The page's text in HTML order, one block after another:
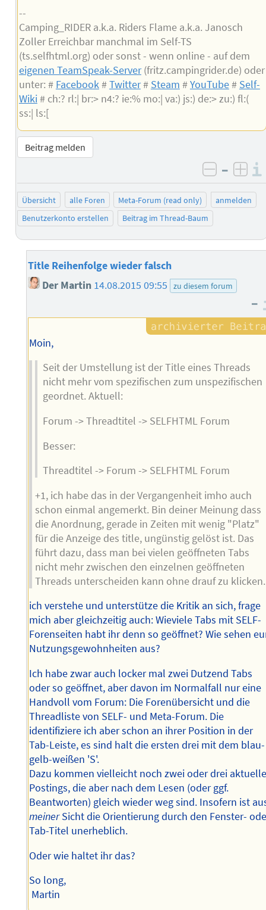
--
Camping_RIDER a.k.a. Riders Flame a.k.a. Janosch
Zoller Erreichbar manchmal im Self-TS
(ts.selfhtml.org) oder sonst - wenn online - auf dem
eigenen TeamSpeak-Server(fritz.campingrider.de) oder
unter: # Facebook#Twitter# Steam #YouTube# Self-
Wiki# ch:? rl:| br:> n4:? ie:% mo:| va:) js:) de:> zu:) fl:(
ss:| ls:[
Beitrag melden
negativ
–
Übersicht alle Foren Meta-Forum (read only)
anmelden
Benutzerkonto erstellen
Beitrag im Thread-Baum
Title Reihenfolge wieder falsch
Der Martin 14.08.2015 09:55 zu diesem forum
–
Moin,
Seit der Umstellung ist der Title eines Threads
nicht mehr vom spezifischen zum unspezifischen
geordnet. Aktuell:
Forum -> Threadtitel -> SELFHTML Forum
Besser:
Threadtitel -> Forum -> SELFHTML Forum
+1, ich habe das in der Vergangenheit imho auch
schon einmal angemerkt. Bin deiner Meinung dass
die Anordnung, gerade in Zeiten mit wenig "Platz"
für die Anzeige des title, ungünstig gelöst ist. Das
führt dazu, dass man bei vielen geöffneten Tabs
nicht mehr zwischen den einzelnen geöffneten
Threads unterscheiden kann ohne drauf zu klicken.
ich verstehe und unterstütze die Kritik an sich, frage
mich aber gleichzeitig auch: Wieviele Tabs mit SELF-
Forenseiten habt ihr denn so geöffnet? Wie sehen
Nutzungsgewohnheiten aus?
Ich habe zwar auch locker mal zwei Dutzend Tabs
oder so geöffnet, aber davon im Normalfall nur eine
Handvoll vom Forum: Die Forenübersicht und die
Threadliste von SELF- und Meta-Forum. Die
identifiziere ich aber schon an ihrer Position in der
Tab-Leiste, es sind halt die ersten drei mit dem blau-
gelb-weißen 'S'.
Dazu kommen vielleicht noch zwei oder drei
Postings, die aber nach dem Lesen (oder ggf.
Beantworten) gleich wieder weg sind. Insofern ist
meinerSicht die Orientierung durch den Fenster-
Tab-Titel unerheblich.
Oder wie haltet ihr das?
So long,
Martin